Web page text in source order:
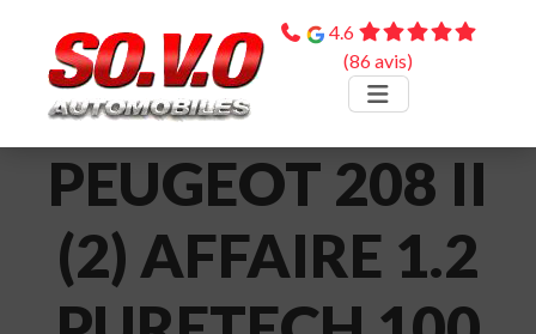
4.6
(86 avis)
PEUGEOT 208 II
(2) AFFAIRE 1.2